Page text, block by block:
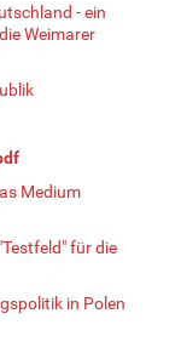
- ein
Weimarer
Medium
für die
in Polen